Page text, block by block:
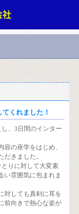
くれました！
、3日間のインター
の座学をはじめ、
きました。
りに対して大変素
い雰囲気に包まれま
対しても真剣に耳を
前向きで熱心な姿が